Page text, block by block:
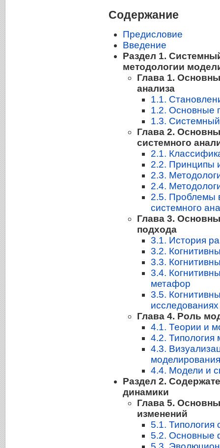
Содержание
Предисловие
Введение
Раздел 1.
методологии
Глава 1.
анализа
1.1.
1.2. Основные
1.3.
Глава 2.
системного
2.1.
2.2. Принципы
2.3.
2.4.
2.5. Проблемы
системного
Глава 3.
подхода
3.1. История
3.2.
3.3.
3.4.
метафор
3.5.
исследованиях
Глава 4. Роль
4.1. Теории и
4.2. Типология
4.3.
4.4. Модели и
Раздел 2.
динамики
Глава 5.
изменений
5.1.
5.2. Основные